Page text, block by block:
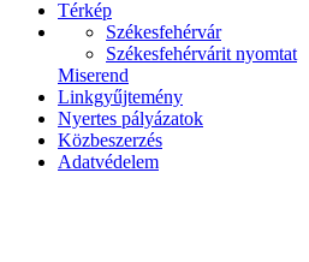
Térkép
Székesfehérvár
Székesfehérvárit nyomtat
Miserend
Linkgyűjtemény
Nyertes pályázatok
Közbeszerzés
Adatvédelem